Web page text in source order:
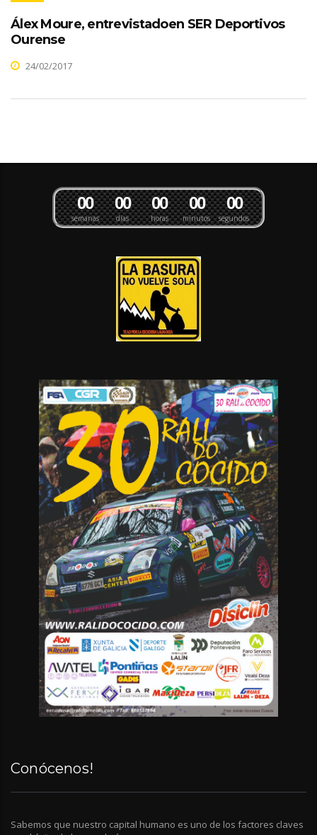
Álex Moure, entrevistadoen SER Deportivos
Ourense
24/02/2017
semanas
00
días
00
horas
00
minutos
00
segundos
00
Conócenos!
Sabemos que nuestro capital humano es uno de los factores claves